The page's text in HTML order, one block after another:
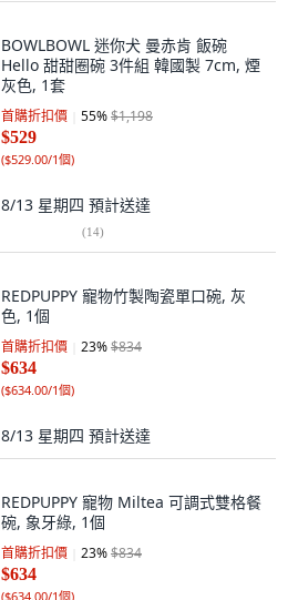
BOWLBOWL 迷你犬 曼赤肯 飯碗
Hello 甜甜圈碗 3件組 韓國製 7cm, 煙
灰色, 1套
首購折扣價 55%$1,198
$529
($529.00/1個)
8/13 星期四 預計送達
(14)
REDPUPPY 寵物竹製陶瓷單口碗, 灰
色, 1個
首購折扣價 23%$834
$634
($634.00/1個)
8/13 星期四 預計送達
REDPUPPY 寵物 Miltea 可調式雙格餐
碗, 象牙綠, 1個
首購折扣價 23%$834
$634
($634.00/1個)